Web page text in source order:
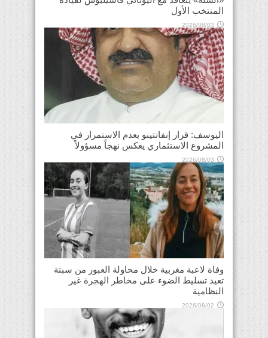
المنتخب الأول
2026/08/03
اليوسف: قرار إنفانتينو بعدم الاستمرار في
المشروع الاستثماري يعكس نهجاً مسؤولاً
2026/08/03
وفاة لاعبة مغربية خلال محاولة العبور من سبتة
تعيد تسليط الضوء على مخاطر الهجرة غير
النظامية
2026/08/02